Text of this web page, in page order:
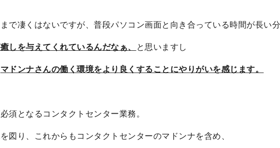
で凄くはないですが、普段パソコン画面と向き合っている時間が長い分
しを与えてくれているんだなぁ、 と思いますし
マドンナさんの働く環境をより良くすることにやりがいを感じます。
須となるコンタクトセンター業務。
図り、これからもコンタクトセンターのマドンナを含め、